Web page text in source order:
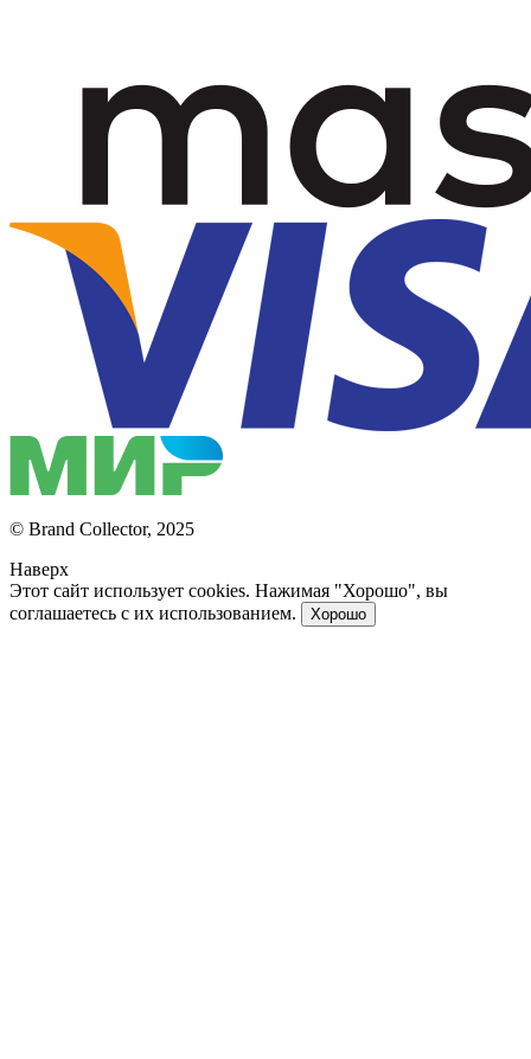
© Brand Collector, 2025
Наверх
Этот сайт использует cookies. Нажимая "Хорошо", вы
соглашаетесь с их использованием.
Хорошо